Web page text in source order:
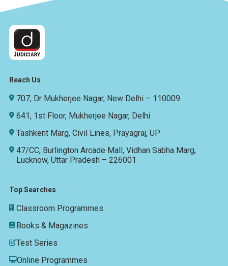
Reach Us
707, Dr Mukherjee Nagar, New Delhi – 110009
641, 1st Floor, Mukherjee Nagar, Delhi
Tashkent Marg, Civil Lines, Prayagraj, UP
47/CC, Burlington Arcade Mall, Vidhan Sabha Marg,
Lucknow, Uttar Pradesh – 226001
Top Searches
Classroom Programmes
Books & Magazines
Test Series
Online Programmes